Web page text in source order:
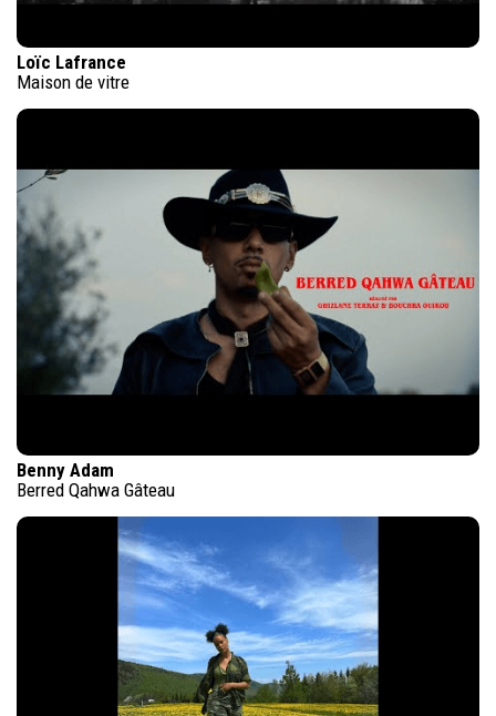
Loïc Lafrance
Maison de vitre
Benny Adam
Berred Qahwa Gâteau